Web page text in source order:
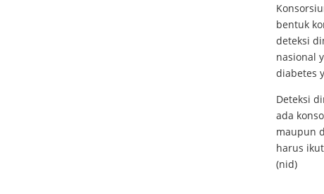
bentuk
deteksi
nasional
diabetes
Deteksi
ada
maupun
harus
(nid)